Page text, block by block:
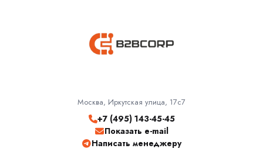
Москва, Иркутская улица, 17с7
+7 (495) 143-45-45
Показать e-mail
Написать менеджеру